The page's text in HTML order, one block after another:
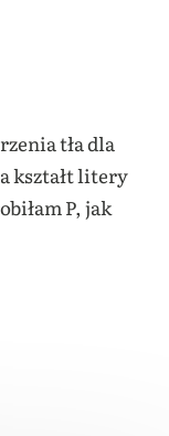
tła dla
kształt litery
P, jak